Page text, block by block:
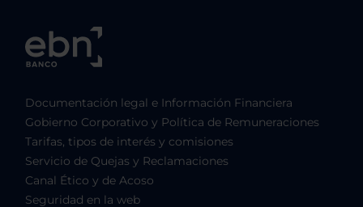
Documentación legal e Información Financiera
Gobierno Corporativo y Política de Remuneraciones
Tarifas, tipos de interés y comisiones
Servicio de Quejas y Reclamaciones
Canal Ético y de Acoso
Seguridad en la web